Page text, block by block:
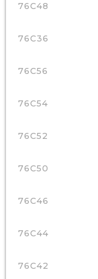
76C48
76C36
76C56
76C54
76C52
76C50
76C46
76C44
76C42